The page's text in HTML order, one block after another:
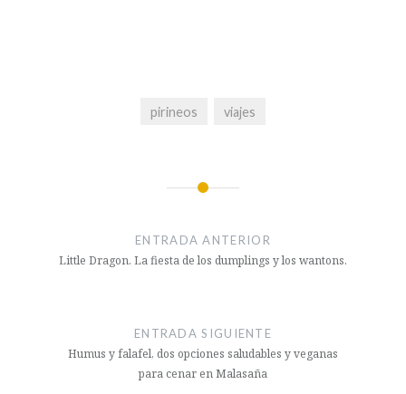
pirineos viajes
entradas
ENTRADA ANTERIOR
Little Dragon. La fiesta de los dumplings y los wantons.
ENTRADA SIGUIENTE
Humus y falafel, dos opciones saludables y veganas
para cenar en Malasaña